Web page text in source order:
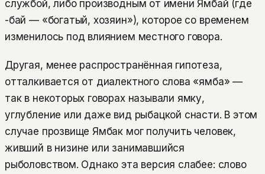
службой, либо производным от имени Ямбай (где
-бай — «богатый, хозяин»), которое со временем
изменилось под влиянием местного говора.
Другая, менее распространённая гипотеза,
отталкивается от диалектного слова «ямба» —
так в некоторых говорах называли ямку,
углубление или даже вид рыбацкой снасти. В этом
случае прозвище Ямбак мог получить человек,
живший в низине или занимавшийся
рыболовством. Однако эта версия слабее: слово